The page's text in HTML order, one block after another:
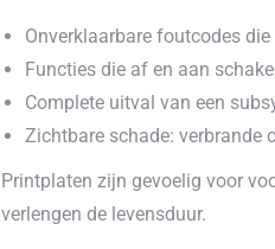
Onverklaarbare foutcodes
Functies die af en aan
Complete uitval van een
Zichtbare schade: verbrande
Printplaten zijn gevoelig voor
verlengen de levensduur.